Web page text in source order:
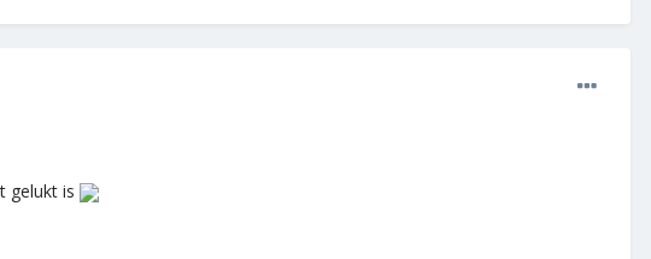
gelukt is